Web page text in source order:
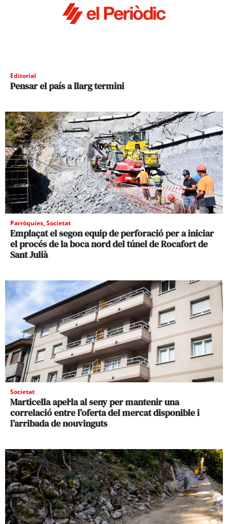
Editorial
Pensar el país a llarg termini
Parròquies,Societat
Emplaçat el segon equip de perforació per a iniciar
el procés de la boca nord del túnel de Rocafort de
Sant Julià
Societat
Marticella apel·la al seny per mantenir una
correlació entre l’oferta del mercat disponible i
l’arribada de nouvinguts